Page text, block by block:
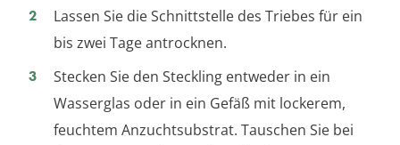
Lassen Sie die Schnittstelle des Triebes für ein
bis zwei Tage antrocknen.
Stecken Sie den Steckling entweder in ein
Wasserglas oder in ein Gefäß mit lockerem,
feuchtem Anzuchtsubstrat. Tauschen Sie bei